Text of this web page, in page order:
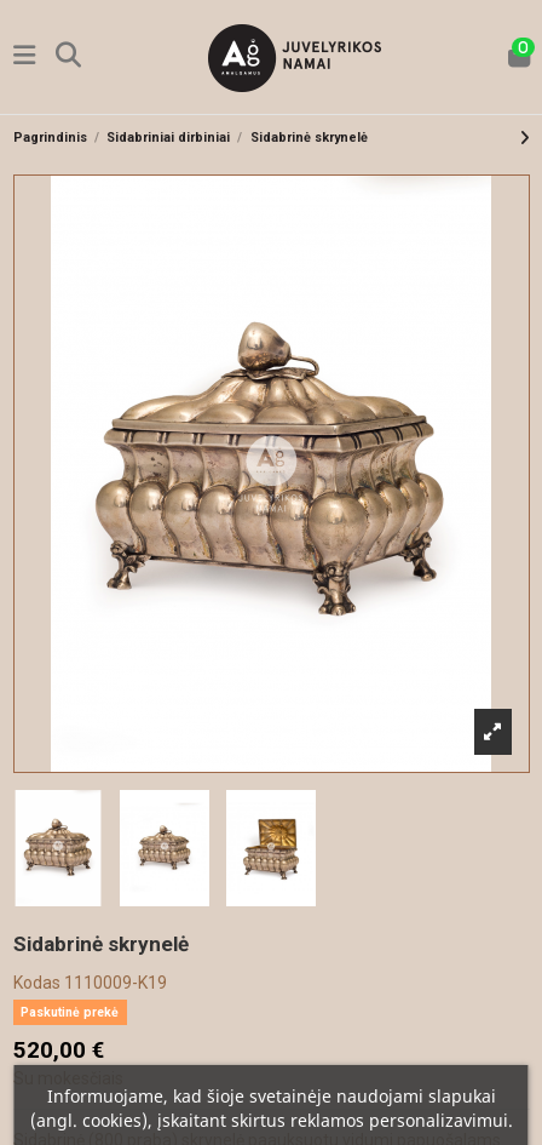
0
Pagrindinis Sidabriniai dirbiniai Sidabrinė skrynelė
Sidabrinė skrynelė
Kodas 1110009-K19
Paskutinė prekė
520,00 €
Su mokesčiais
Sidabrinė (800 praba) skrynelė paauksuotu vidumi papuošalams.
Informuojame, kad šioje svetainėje naudojami slapukai
(angl. cookies), įskaitant skirtus reklamos personalizavimui.